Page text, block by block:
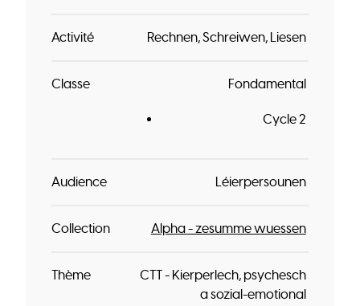
Activité Rechnen Schreiwen Liesen
Classe Fondamental
Cycle 2
Audience Léierpersounen
Collection Alpha - zesumme wuessen
Thème
CTT - Kierperlech, psychesch
a sozial-emotional